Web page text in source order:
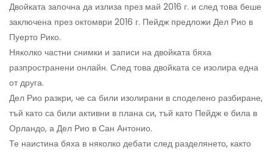
Двойката започна да излиза през май 2016 г. и след това беше
заключена през октомври 2016 г. Пейдж предложи Дел Рио в
Пуерто Рико.
Няколко частни снимки и записи на двойката бяха
разпространени онлайн. След това двойката се изолира една
от друга.
Дел Рио разкри, че са били изолирани в споделено разбиране,
тъй като са били активни в плана си, тъй като Пейдж е била в
Орландо, а Дел Рио в Сан Антонио.
Те наистина бяха в няколко дебати след разделянето, както